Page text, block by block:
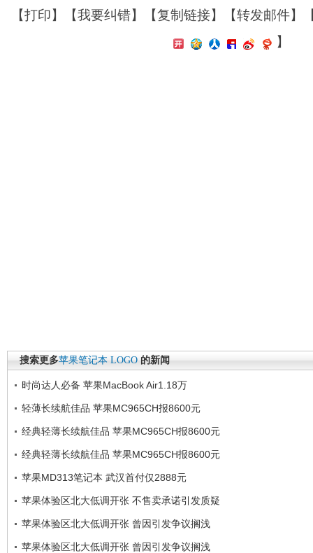
【打印】【我要纠错】【复制链接】【转发邮件】
】
搜索更多苹果笔记本 LOGO 的新闻
时尚达人必备 苹果MacBook Air1.18万
轻薄长续航佳品 苹果MC965CH报8600元
经典轻薄长续航佳品 苹果MC965CH报8600元
经典轻薄长续航佳品 苹果MC965CH报8600元
苹果MD313笔记本 武汉首付仅2888元
苹果体验区北大低调开张 不售卖承诺引发质疑
苹果体验区北大低调开张 曾因引发争议搁浅
苹果体验区北大低调开张 曾因引发争议搁浅